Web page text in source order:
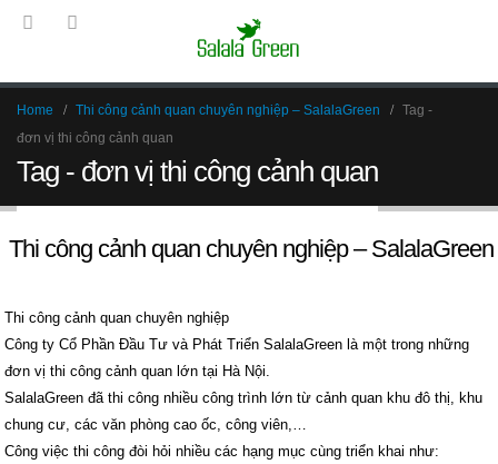
Home Thi công cảnh quan chuyên nghiệp – SalalaGreen
Tag -
đơn vị thi công cảnh quan
Tag - đơn vị thi công cảnh quan
Thi công cảnh quan chuyên nghiệp – SalalaGreen
Thi công cảnh quan chuyên nghiệp
Công ty Cổ Phần Đầu Tư và Phát Triển SalalaGreen là một trong những
đơn vị thi công cảnh quan lớn tại Hà Nội.
SalalaGreen đã thi công nhiều công trình lớn từ cảnh quan khu đô thị, khu
chung cư, các văn phòng cao ốc, công viên,…
Công việc thi công đòi hỏi nhiều các hạng mục cùng triển khai như: